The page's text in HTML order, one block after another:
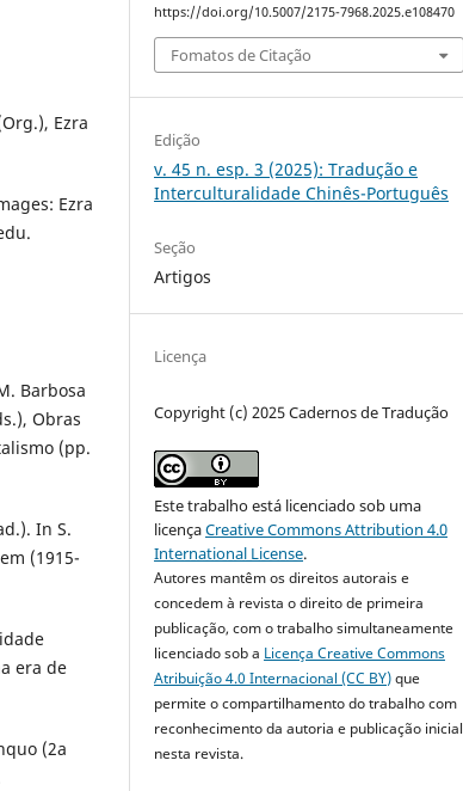
Ezra
Ezra
Barbosa
Obras
(pp.
In S.
(1915-
era de
(2a
https://doi.org/10.5007/2175-7968.2025.e108470
Fomatos de Citação
Edição
v. 45 n. esp. 3 (2025): Tradução e
Interculturalidade Chinês-Português
Seção
Artigos
Licença
Copyright (c) 2025 Cadernos de Tradução
Este trabalho está licenciado sob uma
licençaCreative Commons Attribution 4.0
International License.
Autores mantêm os direitos autorais e
concedem à revista o direito de primeira
publicação, com o trabalho simultaneamente
licenciado sob a Licença Creative Commons
Atribuição 4.0 Internacional (CC BY)que
permite o compartilhamento do trabalho com
reconhecimento da autoria e publicação inicial
nesta revista.